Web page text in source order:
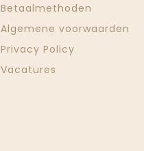
Betaalmethoden
Algemene voorwaarden
Privacy Policy
Vacatures